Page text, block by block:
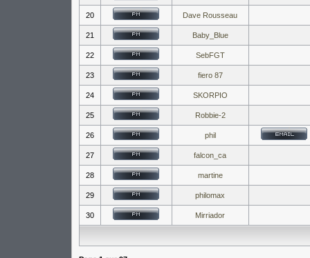
20 Dave Rousseau
21 Baby_Blue
22 SebFGT
23 fiero 87
24 SKORPIO
25 Robbie-2
26 phil
27 falcon_ca
28 martine
29 philomax
30 Mirriador